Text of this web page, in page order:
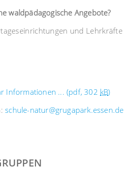
waldpädagogische Angebote?
und Lehrkräfte
Informationen ... (pdf, 302 kB)
schule-natur@grugapark.essen.de